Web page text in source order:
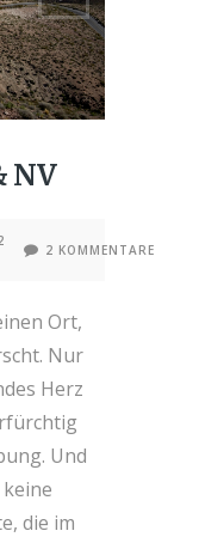
NV
2 KOMMENTARE
Ort,
Nur
Herz
Und
die im